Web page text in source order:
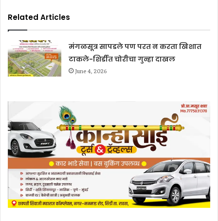
Related Articles
मंगळसूत्र सापडले पण परत न करता खिशात
टाकले-शिर्डीत चोरीचा गुन्हा दाखल
June 4, 2026